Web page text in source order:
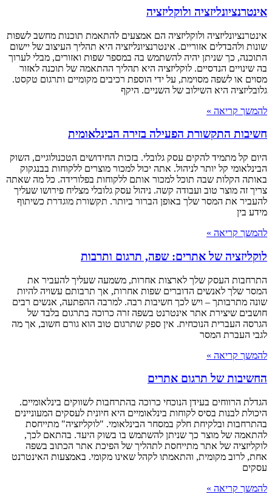
אינטרנציונליזציה ולוקליזציה
אינטרנציונליזציה ולוקליזציה הם אמצעים להתאמת תוכנות מחשב לשפות
שונות ולהבדלים אזוריים. אינטרנציונליזציה היא תהליך העיצוב של יישום
התוכנה, כך שניתן יהיה להשתמש בה במספר שפות ואזורים, מבלי לערוך
בה שינויים הנדסיים. לוקליזציה היא תהליך ההתאמה של תוכנה לאזור
מסוים או לשפה מסוימת, על ידי הוספת רכיבים מקומיים ותרגום טקסט.
גלובליזציה היא השילוב של השניים. היקף
להמשך קריאה »
חשיבות התקשורת הפעילה בזירה הבינלאומית
היום קל מתמיד להקים עסק גלובלי. בזכות החידושים הטכנולוגיים, השוק
הבינלאומי קל יותר לניהול. אתה יכול למכור מוצרים ללקוחות בבנגקוק
באותה הקלות שבה תוכל למכור אותם ללקוחות בפלורידה. כל מה שאתה
צריך זה מוצר טוב ועבודה קשה. ניהול עסק גלובלי מצליח פירושו שעליך
להעביר את המסר שלך באופן הברור ביותר. תקשורת מוגדרת כשיתוף
מידע בין
להמשך קריאה »
לוקליזציה של אתרים: שפה, תרגום ותרבות
התרחבות העסק שלך לארצות אחרות, משמעה שעליך להעביר את
המסר שלך לאנשים הדוברים שפות אחרות, אך תרבותם עשויה להיות
שונה מתרבותך – ויש לכך חשיבות רבה. למרבה ההפתעה, אנשים רבים
חושבים שיצירת אתר אינטרנט בשפה זרה כרוכה בתרגום בלבד של
הגרסה העברית הנוכחית. אין ספק שתרגום טוב הוא גורם חשוב, אך מה
לגבי העברת המסר
להמשך קריאה »
החשיבות של תרגום אתרים
הגדלת הרווחים בעידן הנוכחי כרוכה בהתרחבות לשווקים בינלאומיים.
היכולת לבנות בסיס לקוחות בינלאומיים היא חיונית לעסקים המעוניינים
בהתרחבות ובלקיחת חלק במסחר הבינלאומי. "לוקליזציה" מתייחסת
להתאמה של מוצר כך שניתן להשתמש בו בשוק היעד. בהתאם לכך,
לוקליזציה של אתר מתייחסת לתהליך של הפיכת אתר הכתוב בשפה
אחת, לרוב מקומית, והתאמתו לקהל שאינו מקומי. באמצעות האינטרנט
עסקים
להמשך קריאה »